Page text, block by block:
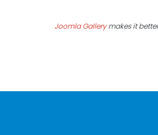
Joomla Gallerymakes it